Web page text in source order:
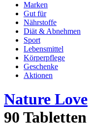
Marken
Gut für
Nährstoffe
Diät & Abnehmen
Sport
Lebensmittel
Körperpflege
Geschenke
Aktionen
Nature Love
90 Tabletten